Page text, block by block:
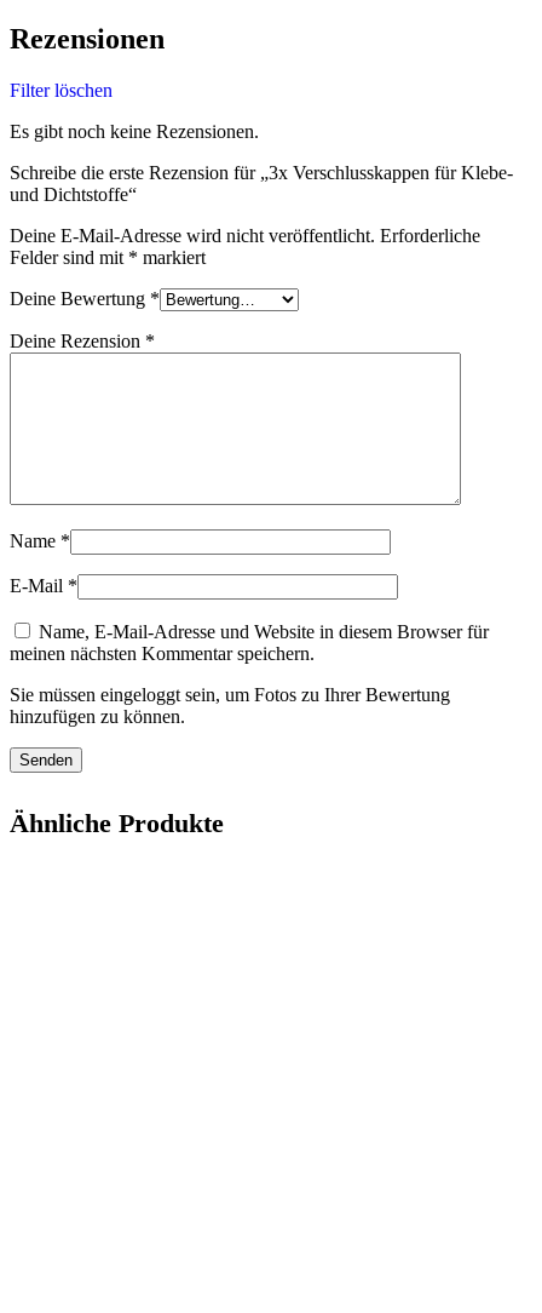
Rezensionen
Filter löschen
Es gibt noch keine Rezensionen.
Schreibe die erste Rezension für „3x Verschlusskappen für Klebe-
und Dichtstoffe“
Deine E-Mail-Adresse wird nicht veröffentlicht. Erforderliche
Felder sind mit * markiert
Deine Bewertung *
Deine Rezension *
Name *
E-Mail *
Name, E-Mail-Adresse und Website in diesem Browser für
meinen nächsten Kommentar speichern.
Sie müssen eingeloggt sein, um Fotos zu Ihrer Bewertung
hinzufügen zu können.
Ähnliche Produkte